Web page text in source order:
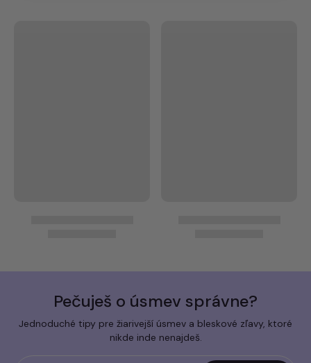
Pečuješ o úsmev správne?
Jednoduché tipy pre žiarivejší úsmev a bleskové zľavy, ktoré
nikde inde nenajdeš.